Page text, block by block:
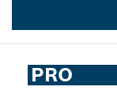
PRO